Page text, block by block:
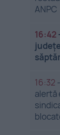
ANPC
16:42
16:32 -
alertă